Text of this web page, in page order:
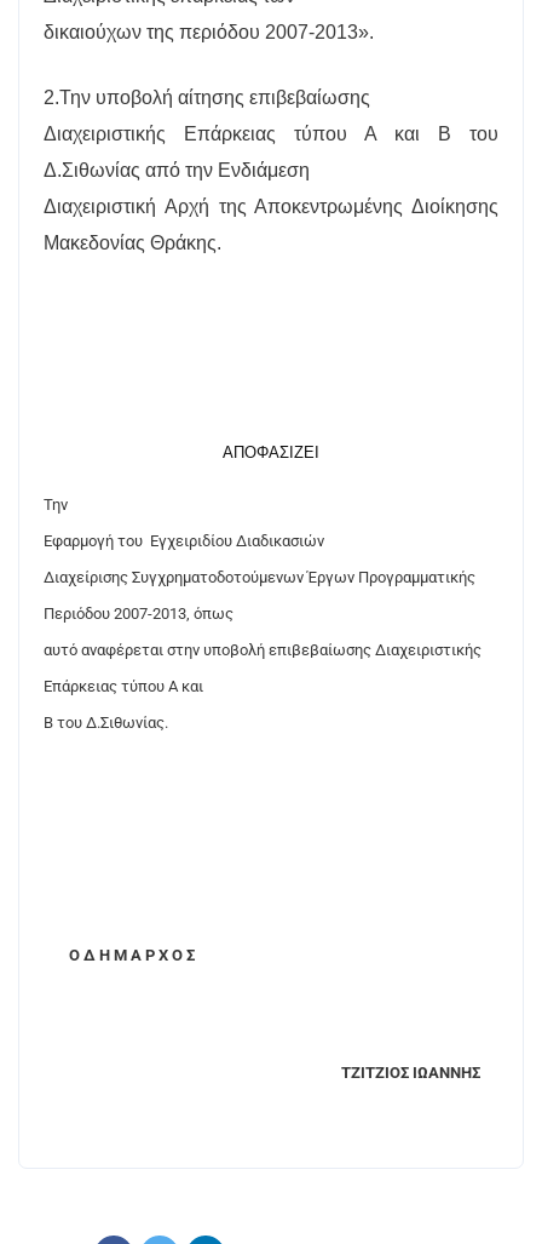
δικαιούχων της περιόδου 2007-2013».
2.Την υποβολή αίτησης επιβεβαίωσης
Διαχειριστικής Επάρκειας τύπου Α και Β του
Δ.Σιθωνίας από την Ενδιάμεση
Διαχειριστική Αρχή της Αποκεντρωμένης Διοίκησης
Μα­κε­δο­νίας Θράκης.
ΑΠΟΦΑΣΙΖΕΙ
Την
Εφαρμογή του Εγχειριδίου Δι­α­δι­κα­σιών
Διαχείρισης Συγχρηματοδοτούμενων Έργων Προγραμματικής
Περιόδου 2007-2013, όπως
αυτό αναφέρεται στην υποβολή επιβεβαίωσης Διαχειριστικής
Επάρκειας τύπου Α και
Β του Δ.Σιθωνίας.
Ο Δ Η Μ Α Ρ Χ Ο Σ
ΤΖΙΤΖΙΟΣ ΙΩΑΝΝΗΣ